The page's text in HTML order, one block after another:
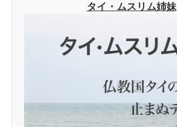
タイ・ムスリム姉妹